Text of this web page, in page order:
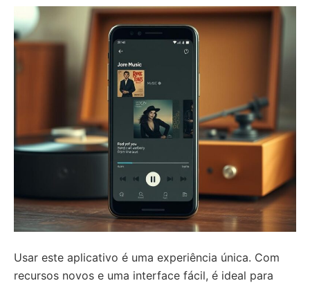
Usar este aplicativo é uma experiência única. Com
recursos novos e uma interface fácil, é ideal para